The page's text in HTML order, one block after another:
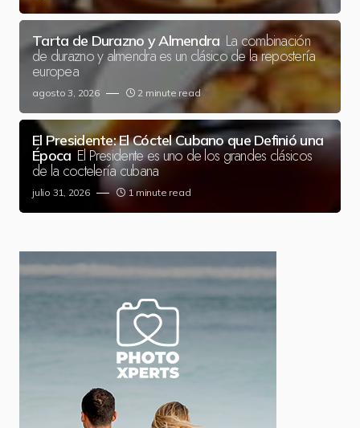
Tarta de Durazno y Almendra La combinación
de durazno y almendra es un clásico de la repostería
europea
agosto 3, 2026 2 minute read
El Presidente: El Cóctel Cubano que Definió una
Época El Presidente es uno de los grandes clásicos
de la coctelería cubana
julio 31, 2026 1 minute read